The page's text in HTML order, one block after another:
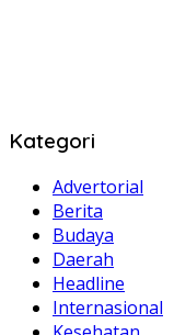
Kategori
Advertorial
Berita
Budaya
Daerah
Headline
Internasional